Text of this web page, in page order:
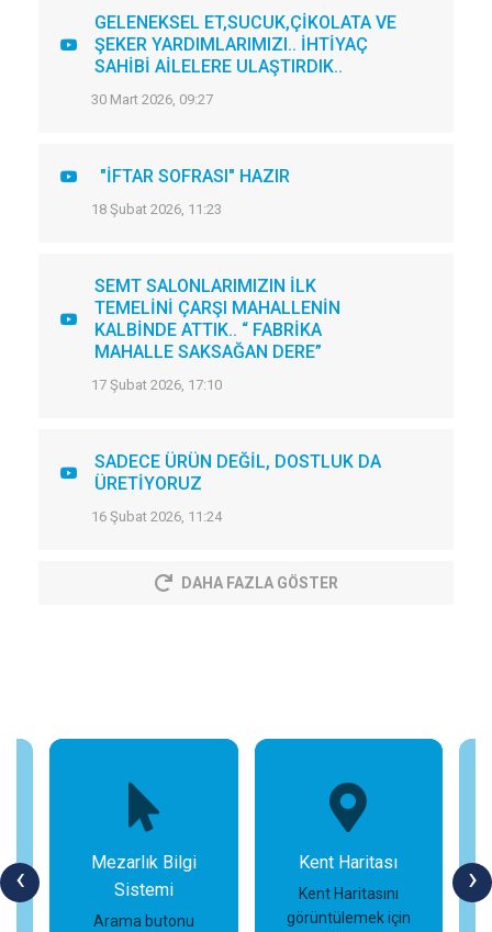
GELENEKSEL ET,SUCUK,ÇİKOLATA VE
ŞEKER YARDIMLARIMIZI.. İHTİYAÇ
SAHİBİ AİLELERE ULAŞTIRDIK..
30 Mart 2026, 09:27
"İFTAR SOFRASI" HAZIR
18 Şubat 2026, 11:23
SEMT SALONLARIMIZIN İLK
TEMELİNİ ÇARŞI MAHALLENİN
KALBİNDE ATTIK.. “ FABRİKA
MAHALLE SAKSAĞAN DERE”
17 Şubat 2026, 17:10
SADECE ÜRÜN DEĞİL, DOSTLUK DA
ÜRETİYORUZ
16 Şubat 2026, 11:24
DAHA FAZLA GÖSTER
‹ ›
Mezarlık Bilgi
Sistemi
Arama butonu
Kent Haritası
Kent Haritasını
görüntülemek için